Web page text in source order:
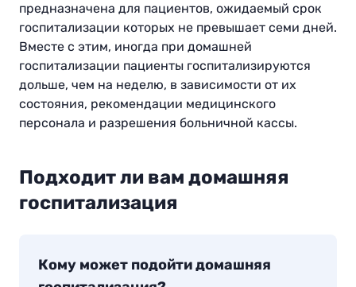
предназначена для пациентов, ожидаемый срок
госпитализации которых не превышает семи дней.
Вместе с этим, иногда при домашней
госпитализации пациенты госпитализируются
дольше, чем на неделю, в зависимости от их
состояния, рекомендации медицинского
персонала и разрешения больничной кассы.
Подходит ли вам домашняя
госпитализация
Кому может подойти домашняя